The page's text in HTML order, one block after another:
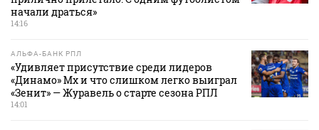
начали драться»
14:16
АЛЬФА-БАНК РПЛ
«Удивляет присутствие среди лидеров
«Динамо» Мх и что слишком легко выиграл
«Зенит» — Журавель о старте сезона РПЛ
14:01